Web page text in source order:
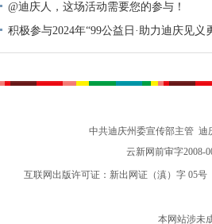
@迪庆人，这场活动需要您的参与！
积极参与2024年“99公益日·助力迪庆见义
动倡议书